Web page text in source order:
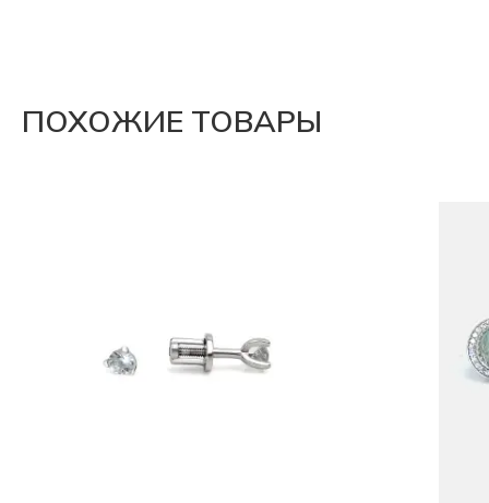
ПОХОЖИЕ ТОВАРЫ